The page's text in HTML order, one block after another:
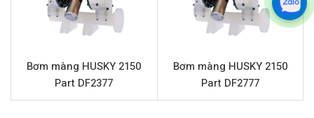
316, đảm bảo khả năng chống chịu tốt với nhiều loại
hóa chất và môi trường làm việc khắc nghiệt, tăng
Hiệu suất vận hành cao:
Với lưu lượng tối đa 378.5
Bơm màng HUSKY 2150
Part DF2377
Bơm màng HUSKY 2150
Part DF2777